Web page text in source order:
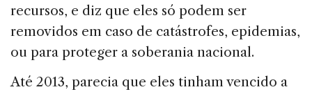
recursos, e diz que eles só podem ser
removidos em caso de catástrofes, epidemias,
ou para proteger a soberania nacional.
Até 2013, parecia que eles tinham vencido a